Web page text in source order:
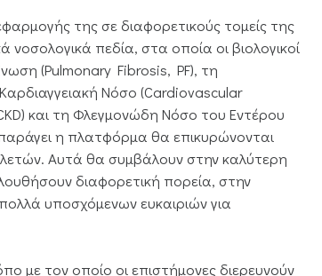
της σε διαφορετικούς τομείς της
πεδία, στα οποία οι βιολογικοί
(Pulmonary Fibrosis, PF), τη
Νόσο (Cardiovascular
και τη Φλεγμονώδη Νόσο του Εντέρου
η πλατφόρμα θα επικυρώνονται
Αυτά θα συμβάλουν στην καλύτερη
διαφορετική πορεία, στην
υποσχόμενων ευκαιριών για
με τον οποίο οι επιστήμονες διερευνούν